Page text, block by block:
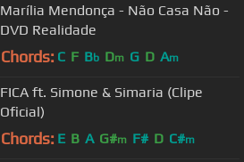
Marília Mendonça - Não Casa Não -
DVD Realidade
Chords: C F Bb Dm G D Am
FICA ft. Simone & Simaria (Clipe
Oficial)
Chords: E B A G#m F# D C#m